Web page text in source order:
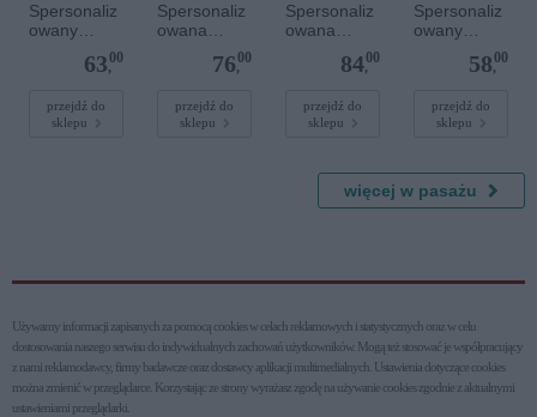
Spersonaliz
owany
plakat - 30 x
63,
00
przejdź do
sklepu
Spersonaliz
owana
bransoletka
sznurkowa -
Srebrne
serce
76,
00
przejdź do
sklepu
Spersonaliz
owana
bransoletka
szlachetnym
i - Szary - M
84,
00
przejdź do
sklepu
Spersonaliz
owany
plakat - 30 x
58,
00
przejdź do
sklepu
więcej w pasażu
Używamy informacji zapisanych za pomocą cookies w celach reklamowych i statystycznych oraz w celu
dostosowania naszego serwisu do indywidualnych zachowań użytkowni­ków. Mogą też stosować je współpracujący
z nami reklamodawcy, firmy badawcze oraz dostawcy aplikacji multimedialnych. Ustawienia dotyczące cookies
można zmienić w przeglądarce. Korzystając ze strony wyrażasz zgodę na używanie cookies zgodnie z aktualnymi
ustawieniami przeglądarki.